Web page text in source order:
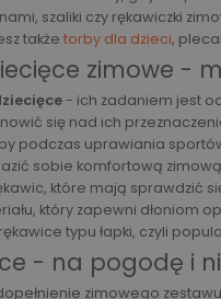
szaliki czy rękawiczki
także torby dla dzieci,
zimowe -
- ich zadaniem jest
się nad ich
podczas uprawiania
sobie komfortową
które mają sprawdzić
który zapewni dłoniom
typu łapki, czyli
- na pogodę i
zimowego